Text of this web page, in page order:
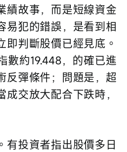
績故事，而是短線資金
易犯的錯誤，是看到相
即判斷股價已經見底。
數約19.448，的確已進
反彈條件；問題是，超
交放大配合下跌時，
有投資者指出股價多日